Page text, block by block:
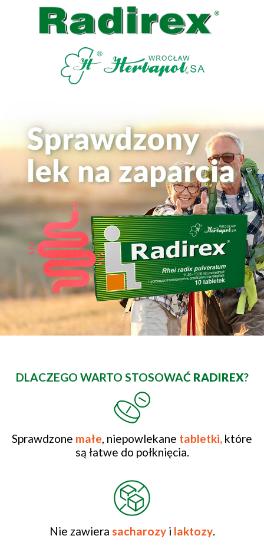
DLACZEGO WARTO STOSOWAĆ RADIREX?
Sprawdzone małe, niepowlekane tabletki, które
są łatwe do połknięcia.
Nie zawiera sacharozyi laktozy.